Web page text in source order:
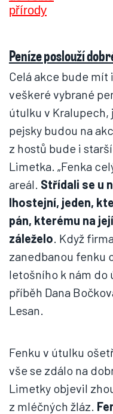
Peníze poslouží
Celá akce bude
veškeré vybrané
útulku v
pejsky budou na
z hostů bude i
Limetka. „Fenka
areál. Střídali se u
lhostejní, jeden,
pán, kterému na
záleželo. Když
zanedbanou fenku
letošního k nám do
příběh Dana
Lesan.
Fenku v útulku
vše se zdálo na
Limetky objevil
z mléčných žláz.